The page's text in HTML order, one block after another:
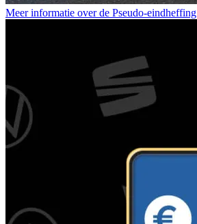
Meer informatie over de Pseudo-eindheffing